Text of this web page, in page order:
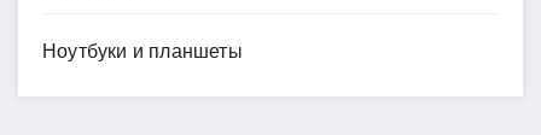
Ноутбуки и планшеты